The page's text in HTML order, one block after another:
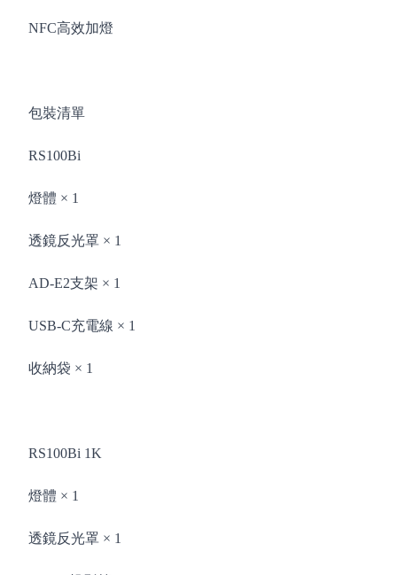
NFC高效加燈
包裝清單
RS100Bi
燈體 × 1
透鏡反光罩 × 1
AD-E2支架 × 1
USB-C充電線 × 1
收納袋 × 1
RS100Bi 1K
燈體 × 1
透鏡反光罩 × 1